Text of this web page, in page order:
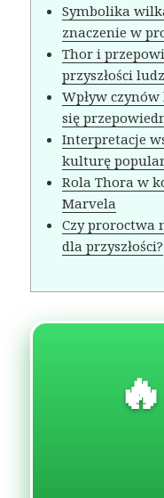
Symbolika
znaczenie w
Thor i
przyszłości
Wpływ
się
Interpretacje
kulturę
Rola Thora w
Marvela
Czy proroctwa
dla przyszłości?